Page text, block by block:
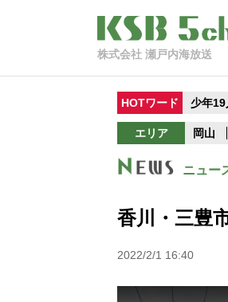
株式会社 瀬戸内海放送
HOTワード 少年19
エリア 岡山
ニュー
香川・三豊
2022/2/1 16:40